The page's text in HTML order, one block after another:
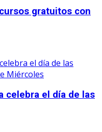
gratuitos con
celebra el día de las